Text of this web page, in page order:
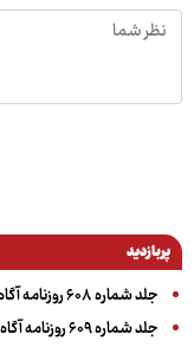
پربازدید
جلد شماره ۶۰۸ روزنامه آگاه
جلد شماره ۶۰۹ روزنامه آگاه